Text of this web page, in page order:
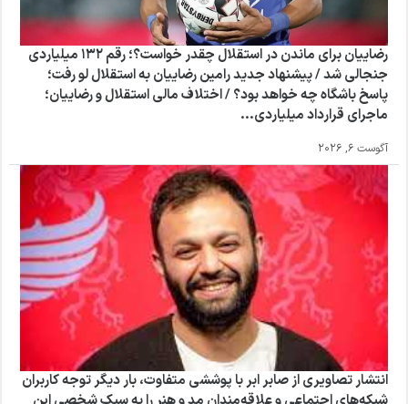
رضاییان برای ماندن در استقلال چقدر خواست؟؛ رقم ۱۳۲ میلیاردی
جنجالی شد / پیشنهاد جدید رامین رضاییان به استقلال لو رفت؛
پاسخ باشگاه چه خواهد بود؟ / اختلاف مالی استقلال و رضاییان؛
ماجرای قرارداد میلیاردی...
آگوست 6, 2026
انتشار تصاویری از صابر ابر با پوششی متفاوت، بار دیگر توجه کاربران